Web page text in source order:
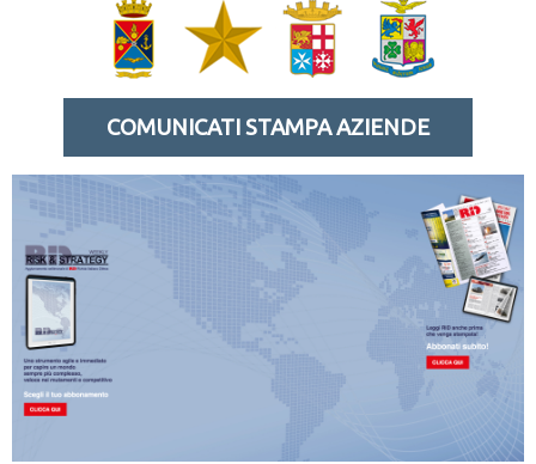
COMUNICATI STAMPA AZIENDE